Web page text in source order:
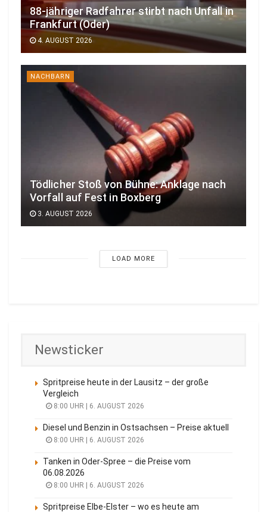
88-jähriger Radfahrer stirbt nach Unfall in
Frankfurt (Oder)
4. AUGUST 2026
NACHBARN
Tödlicher Stoß von Bühne: Anklage nach
Vorfall auf Fest in Boxberg
3. AUGUST 2026
LOAD MORE
Newsticker
Spritpreise heute in der Lausitz – der große
Vergleich
8:00 UHR | 6. AUGUST 2026
Diesel und Benzin in Ostsachsen – Preise aktuell
8:00 UHR | 6. AUGUST 2026
Tanken in Oder-Spree – die Preise vom
06.08.2026
8:00 UHR | 6. AUGUST 2026
Spritpreise Elbe-Elster – wo es heute am